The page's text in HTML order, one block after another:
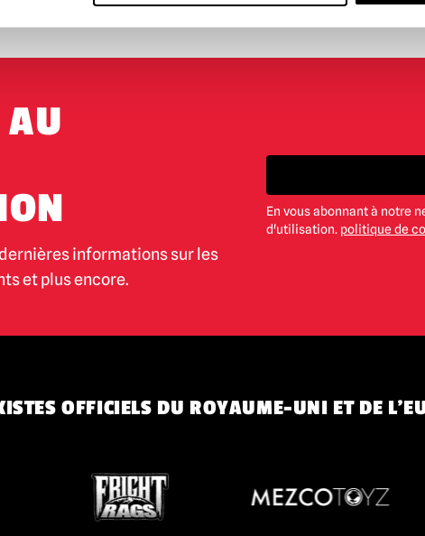
LA PLUS GRANDE GAMME DU ROYAUME-UNI
informations sur les
et plus encore.
En vous abonnant à notre
d'utilisation. politique de
OFFICIELS DU ROYAUME-UNI ET DE